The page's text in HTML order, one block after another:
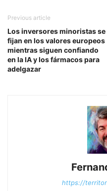
Previous article
Los inversores minoristas se
fijan en los valores europeos
mientras siguen confiando
en la IA y los fármacos para
adelgazar
https://